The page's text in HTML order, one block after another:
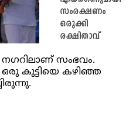
സംരക്ഷണം
ഒരുക്കി
രക്ഷിതാവ്
സംഭവം.
കുട്ടിയെ കഴിഞ്ഞ